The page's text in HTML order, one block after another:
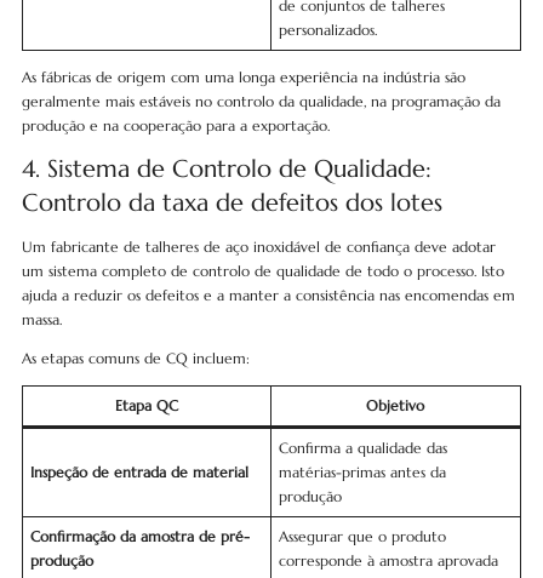
de conjuntos de talheres
personalizados.
As fábricas de origem com uma longa experiência na indústria são
geralmente mais estáveis no controlo da qualidade, na programação da
produção e na cooperação para a exportação.
4. Sistema de Controlo de Qualidade:
Controlo da taxa de defeitos dos lotes
Um fabricante de talheres de aço inoxidável de confiança deve adotar
um sistema completo de controlo de qualidade de todo o processo. Isto
ajuda a reduzir os defeitos e a manter a consistência nas encomendas em
massa.
As etapas comuns de CQ incluem:
Etapa QC Objetivo
Inspeção de entrada de material
Confirma a qualidade das
matérias-primas antes da
produção
Confirmação da amostra de pré-
produção
Assegurar que o produto
corresponde à amostra aprovada